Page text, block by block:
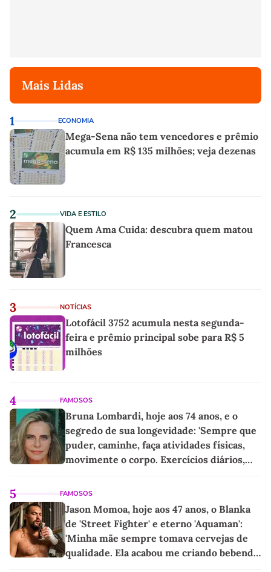
Mais Lidas
1 ECONOMIA
Mega-Sena não tem vencedores e prêmio
acumula em R$ 135 milhões; veja dezenas
2 VIDA E ESTILO
Quem Ama Cuida: descubra quem matou
Francesca
3 NOTÍCIAS
Lotofácil 3752 acumula nesta segunda-
feira e prêmio principal sobe para R$ 5
milhões
4 FAMOSOS
Bruna Lombardi, hoje aos 74 anos, e o
segredo de sua longevidade: 'Sempre que
puder, caminhe, faça atividades físicas,
movimente o corpo. Exercícios diários,
5 FAMOSOS
Jason Momoa, hoje aos 47 anos, o Blanka
de 'Street Fighter' e eterno 'Aquaman':
'Minha mãe sempre tomava cervejas de
qualidade. Ela acabou me criando bebendo